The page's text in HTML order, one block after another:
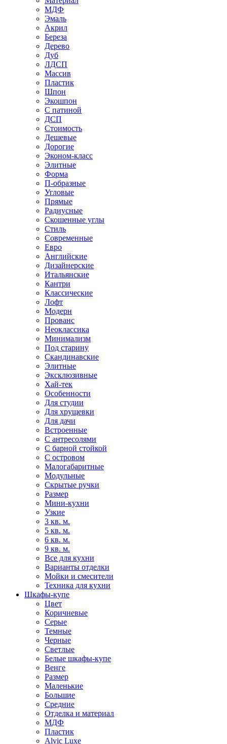
МДФ
Эмаль
Акрил
Береза
Дерево
Дуб
ЛДСП
Массив
Пластик
Шпон
Экошпон
С патиной
ДСП
Стоимость
Дешевые
Дорогие
Эконом-класс
Элитные
Форма
П-образные
Угловые
Прямые
Радиусные
Скошенные углы
Стиль
Современные
Евро
Английские
Дизайнерские
Итальянские
Кантри
Классические
Лофт
Модерн
Прованс
Неоклассика
Минимализм
Под старину
Скандинавские
Элитные
Эксклюзивные
Хай-тек
Особенности
Для студии
Для хрущевки
Для дачи
Встроенные
С антресолями
С барной стойкой
С островом
Малогабаритные
Модульные
Скрытые ручки
Размер
Мини-кухни
Узкие
3 кв. м.
5 кв. м.
6 кв. м.
9 кв. м.
Все для кухни
Варианты отделки
Мойки и смесители
Техника для кухни
Шкафы-купе
Цвет
Коричневые
Серые
Темные
Черные
Светлые
Белые шкафы-купе
Венге
Размер
Маленькие
Большие
Средние
Отделка и материал
МДФ
Пластик
Alvic Luxe